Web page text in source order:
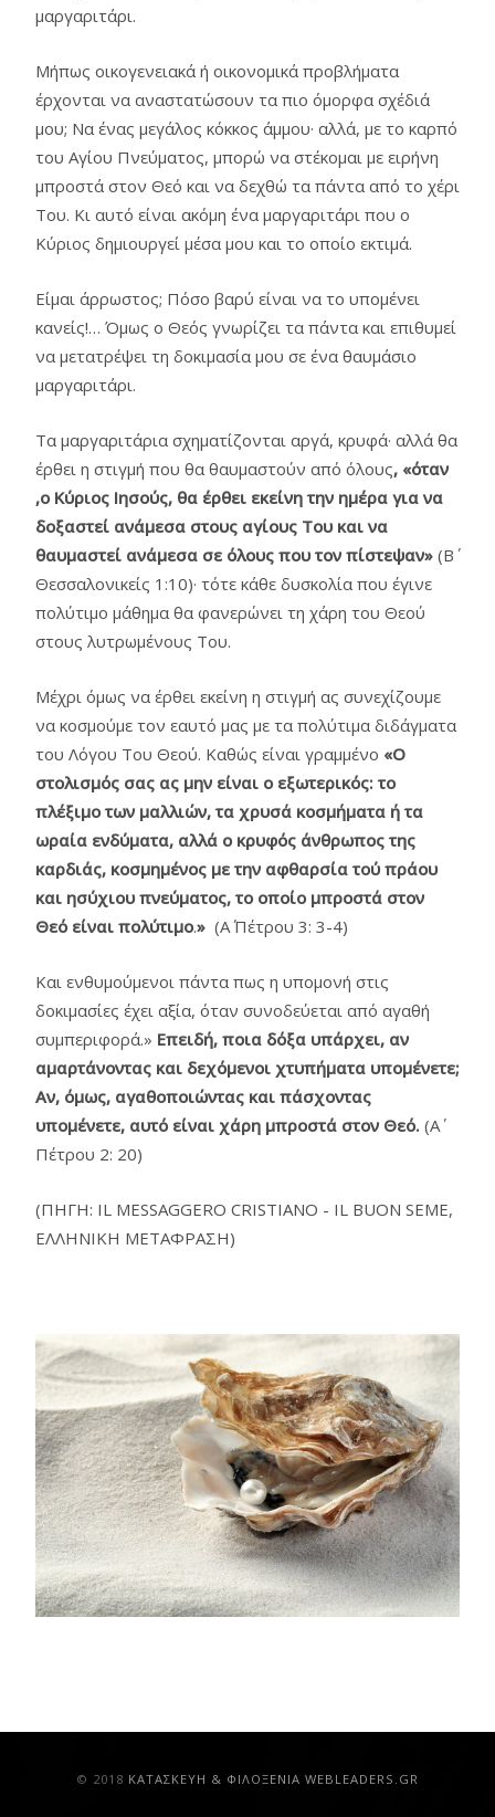
μαργαριτάρι.
Μήπως οικογενειακά ή οικονομικά προβλήματα
έρχονται να αναστατώσουν τα πιο όμορφα σχέδιά
μου; Να ένας μεγάλος κόκκος άμμου· αλλά, με το καρπό
του Αγίου Πνεύματος, μπορώ να στέκομαι με ειρήνη
μπροστά στον Θεό και να δεχθώ τα πάντα από το χέρι
Του. Κι αυτό είναι ακόμη ένα μαργαριτάρι που ο
Κύριος δημιουργεί μέσα μου και το οποίο εκτιμά.
Είμαι άρρωστος; Πόσο βαρύ είναι να το υπομένει
κανείς!… Όμως ο Θεός γνωρίζει τα πάντα και επιθυμεί
να μετατρέψει τη δοκιμασία μου σε ένα θαυμάσιο
μαργαριτάρι.
Τα μαργαριτάρια σχηματίζονται αργά, κρυφά· αλλά θα
έρθει η στιγμή που θα θαυμαστούν από όλους, «όταν
,ο Κύριος Ιησούς, θα έρθει εκείνη την ημέρα για να
δοξαστεί ανάμεσα στους αγίους Του και να
θαυμαστεί ανάμεσα σε όλους που τον πίστεψαν» (Β΄
Θεσσαλονικείς 1:10)· τότε κάθε δυσκολία που έγινε
πολύτιμο μάθημα θα φανερώνει τη χάρη του Θεού
στους λυτρωμένους Του.
Μέχρι όμως να έρθει εκείνη η στιγμή ας συνεχίζουμε
να κοσμούμε τον εαυτό μας με τα πολύτιμα διδάγματα
του Λόγου Του Θεού. Καθώς είναι γραμμένο «Ο
στολισμός σας ας μην είναι ο εξωτερικός: το
πλέξιμο των μαλλιών, τα χρυσά κοσμήματα ή τα
ωραία ενδύματα, αλλά ο κρυφός άνθρωπος της
καρδιάς, κοσμημένος με την αφθαρσία τού πράου
και ησύχιου πνεύματος, το οποίο μπροστά στον
Θεό είναι πολύτιμο.» (Α΄ Πέτρου 3: 3-4)
Και ενθυμούμενοι πάντα πως η υπομονή στις
δοκιμασίες έχει αξία, όταν συνοδεύεται από αγαθή
συμπεριφορά.» Eπειδή, ποια δόξα υπάρχει, αν
αμαρτάνοντας και δεχόμενοι χτυπήματα υπομένετε;
Aν, όμως, αγαθοποιώντας και πάσχοντας
υπομένετε, αυτό είναι χάρη μπροστά στον Θεό. (Α΄
Πέτρου 2: 20)
(ΠΗΓΗ: IL MESSAGGERO CRISTIANO - IL BUON SEME,
ΕΛΛΗΝΙΚΗ ΜΕΤΑΦΡΑΣΗ)
© 2018 ΚAΤΑΣΚΕΥΗ & ΦΙΛΟΞΕΝΙΑ WEBLEADERS.GR